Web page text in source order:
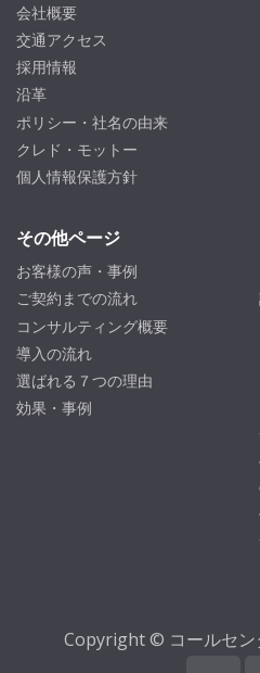
会社概要
交通アクセス
採用情報
沿革
ポリシー・社名の由来
クレド・モットー
個人情報保護方針
その他ページ
お客様の声・事例
ご契約までの流れ
コンサルティング概要
導入の流れ
選ばれる７つの理由
効果・事例
Copyright © コールセン